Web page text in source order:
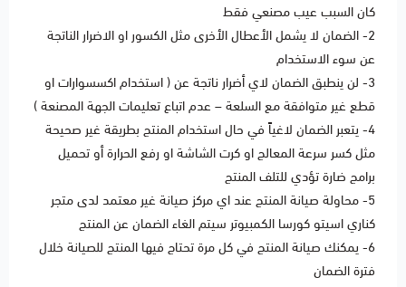
كان السبب عيب مصنعي فقط
2- الضمان لا يشمل الأعطال الأخرى مثل الكسور او الاضرار الناتجة
عن سوء الاستخدام
3- لن ينطبق الضمان لاي أضرار ناتجة عن ( استخدام اكسسوارات او
قطع غير متوافقة مع السلعة – عدم اتباع تعليمات الجهة المصنعة )
4- يتعبر الضمان لاغياً في حال استخدام المنتج بطريقة غير صحيحة
مثل كسر سرعة المعالج او كرت الشاشة او رفع الحرارة أو تحميل
برامج ضارة تؤدي للتلف المنتج
5- محاولة صيانة المنتج عند اي مركز صيانة غير معتمد لدى متجر
كناري اسيتو كورسا الكمبيوتر سيتم الغاء الضمان عن المنتج
6- يمكنك صيانة المنتج في كل مرة تحتاج فيها المنتج للصيانة خلال
فترة الضمان